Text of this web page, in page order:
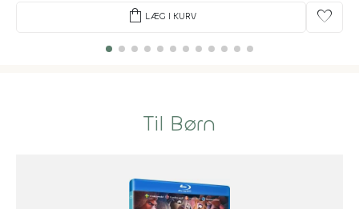
shopping_bag LÆG I KURV favorite
Til Børn